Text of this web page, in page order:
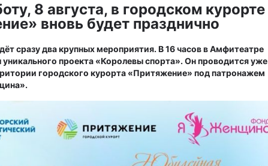
8 августа, в городском курорте
вновь будет празднично
сразу два крупных мероприятия. В 16 часов в Амфитеатре
уникального проекта «Королевы спорта». Он проводится уже
городского курорта «Притяжение» под патронажем